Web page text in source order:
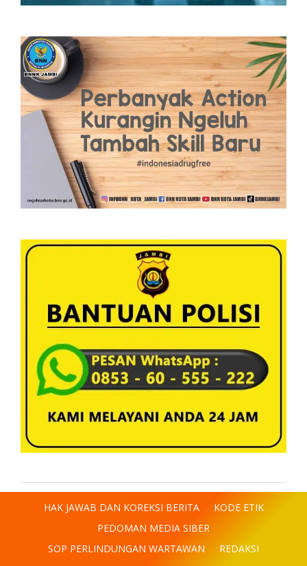
HAK JAWAB DAN KOREKSI BERITA
KODE ETIK
PEDOMAN MEDIA SIBER
SOP PERLINDUNGAN WARTAWAN
REDAKSI